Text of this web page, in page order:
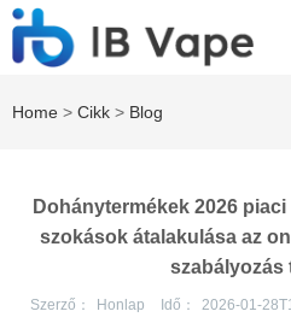
Home > Cikk > Blog
Dohánytermékek 2026
szokások átalakulása az
szabályozás
Szerző： Honlap Idő： 2026-01-